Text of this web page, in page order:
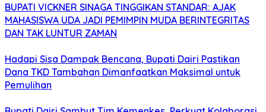
BUPATI VICKNER SINAGA TINGGIKAN STANDAR: AJAK
MAHASISWA UDA JADI PEMIMPIN MUDA BERINTEGRITAS
DAN TAK LUNTUR ZAMAN
Hadapi Sisa Dampak Bencana, Bupati Dairi Pastikan
Dana TKD Tambahan Dimanfaatkan Maksimal untuk
Pemulihan